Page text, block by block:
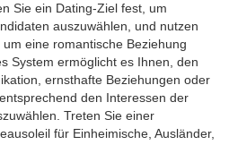
Sie ein Dating-Ziel fest, um
auszuwählen, und nutzen
eine romantische Beziehung
System ermöglicht es Ihnen, den
ernsthafte Beziehungen oder
den Interessen der
Treten Sie einer
für Einheimische, Ausländer,